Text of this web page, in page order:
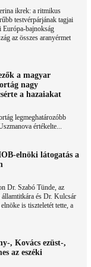
ikrek: a ritmikus
testvérpárjának tagjai
Európa-bajnokság
az összes aranyérmet
a magyar
nagy
a hazaiakat
legmeghatározóbb
értékelte...
elnöki látogatás a
Dr. Szabó Tünde, az
és Dr. Kulcsár
is tiszteletét tette, a
, Kovács ezüst-,
az eszéki